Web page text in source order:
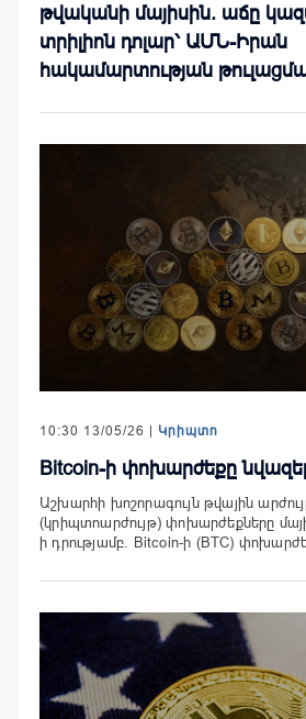
թվականի մայիսին. աճը
տրիլիոն դոլար՝ ԱՄՆ-Իրան
հակամարտության
10:30 13/05/26 | Կրիպտո
Bitcoin-ի փոխարժեքը
Աշխարհի խոշորագույն թվային
(կրիպտոարժույթ) փոխարժեքները
ի դրությամբ. Bitcoin-ի (BTC)